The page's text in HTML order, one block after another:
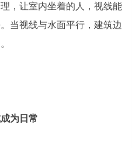
，让室内坐着的人，视线能
当视线与水面平行，建筑边
为日常